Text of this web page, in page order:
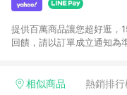
提供百萬商品讓您超好逛，
回饋，請以訂單成立通知為準 1. 請注意以下品類商品均無回
電玩/遊戲/相機/單眼/鏡頭/
相似商品 熱銷排行